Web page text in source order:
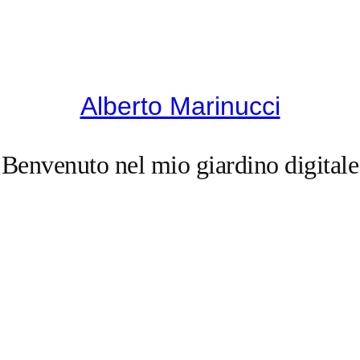
Alberto Marinucci
Benvenuto nel mio giardino digitale